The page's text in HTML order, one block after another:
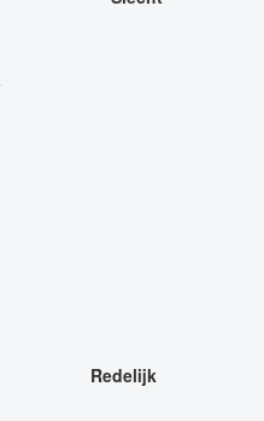
Redelijk